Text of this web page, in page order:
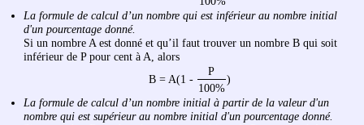
La formule de calcul d’un nombre qui est inférieur au nombre initial
d'un pourcentage donné.
Si un nombre A est donné et qu’il faut trouver un nombre B qui soit
inférieur de P pour cent à A, alors
B = A(1 -
P
)
100%
La formule de calcul d’un nombre initial à partir de la valeur d'un
nombre qui est supérieur au nombre initial d'un pourcentage donné.